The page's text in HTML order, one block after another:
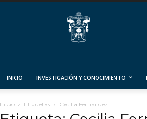
INICIO INVESTIGACIÓN Y CONOCIMIENTO
Inicio Etiquetas Cecilia Fernández